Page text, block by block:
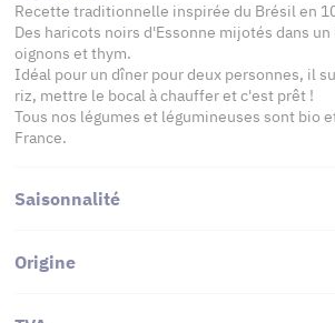
Recette traditionnelle inspirée du Brésil en
Des haricots noirs d'Essonne mijotés dans
oignons et thym.
Idéal pour un dîner pour deux personnes, il
riz, mettre le bocal à chauffer et c'est prêt !
Tous nos légumes et légumineuses sont bio
France.
Saisonnalité
Origine